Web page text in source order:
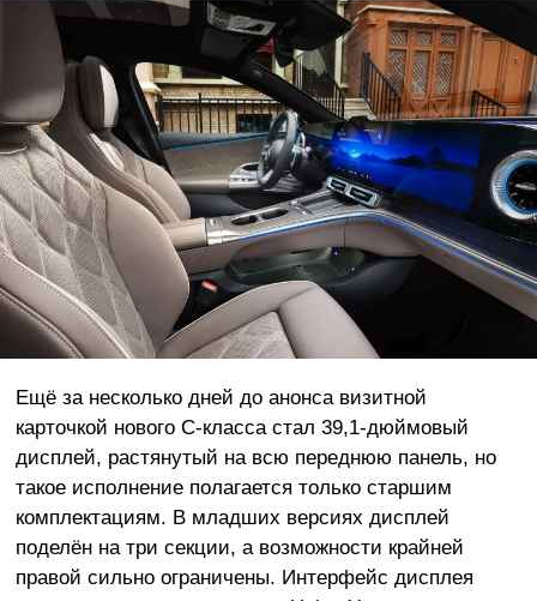
Ещё за несколько дней до анонса визитной
карточкой нового С-класса стал 39,1-дюймовый
дисплей, растянутый на всю переднюю панель, но
такое исполнение полагается только старшим
комплектациям. В младших версиях дисплей
поделён на три секции, а возможности крайней
правой сильно ограничены. Интерфейс дисплея